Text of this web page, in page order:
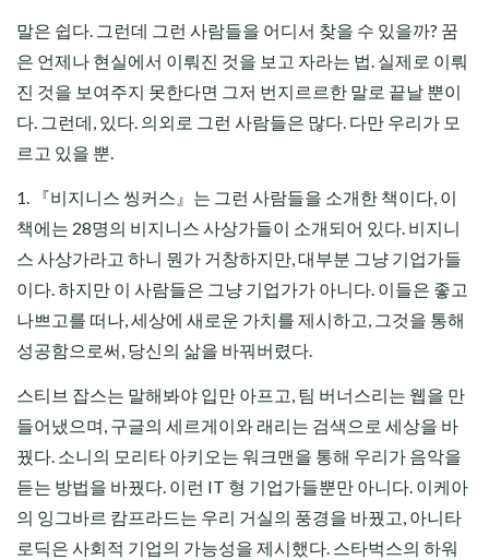
말은 쉽다. 그런데 그런 사람들을 어디서 찾을 수 있을까? 꿈
은 언제나 현실에서 이뤄진 것을 보고 자라는 법. 실제로 이뤄
진 것을 보여주지 못한다면 그저 번지르르한 말로 끝날 뿐이
다. 그런데, 있다. 의외로 그런 사람들은 많다. 다만 우리가 모
르고 있을 뿐.
1. 『비지니스 씽커스』는 그런 사람들을 소개한 책이다, 이
책에는 28명의 비지니스 사상가들이 소개되어 있다. 비지니
스 사상가라고 하니 뭔가 거창하지만, 대부분 그냥 기업가들
이다. 하지만 이 사람들은 그냥 기업가가 아니다. 이들은 좋고
나쁘고를 떠나, 세상에 새로운 가치를 제시하고, 그것을 통해
성공함으로써, 당신의 삶을 바꿔버렸다.
스티브 잡스는 말해봐야 입만 아프고, 팀 버너스리는 웹을 만
들어냈으며, 구글의 세르게이와 래리는 검색으로 세상을 바
꿨다. 소니의 모리타 아키오는 워크맨을 통해 우리가 음악을
듣는 방법을 바꿨다. 이런 IT 형 기업가들뿐만 아니다. 이케아
의 잉그바르 캄프라드는 우리 거실의 풍경을 바꿨고, 아니타
로딕은 사회적 기업의 가능성을 제시했다. 스타벅스의 하워